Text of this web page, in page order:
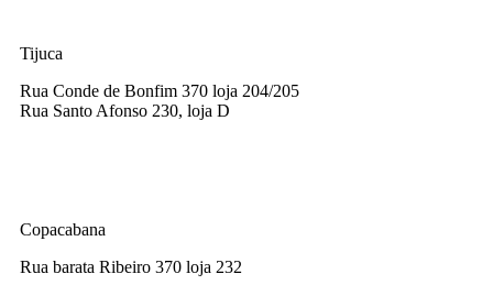
Tijuca
Rua Conde de Bonfim 370 loja 204/205
Rua Santo Afonso 230, loja D
Copacabana
Rua barata Ribeiro 370 loja 232